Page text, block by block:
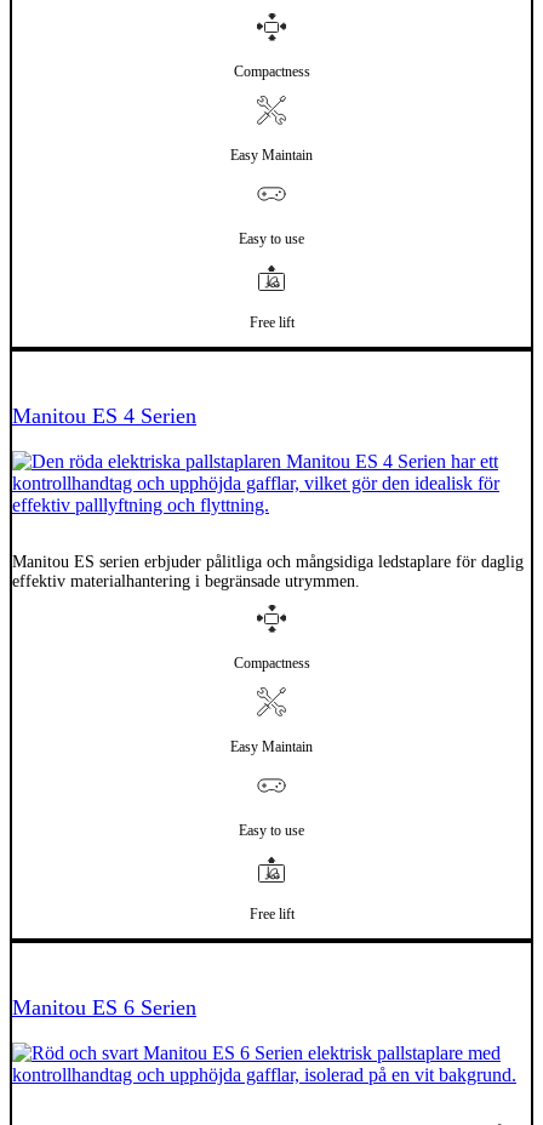
Compactness
Easy Maintain
Easy to use
Free lift
Manitou ES 4 Serien
Manitou ES serien erbjuder pålitliga och mångsidiga ledstaplare för daglig
effektiv materialhantering i begränsade utrymmen.
Compactness
Easy Maintain
Easy to use
Free lift
Manitou ES 6 Serien